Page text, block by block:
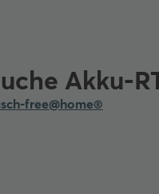
free@home®
Akku-